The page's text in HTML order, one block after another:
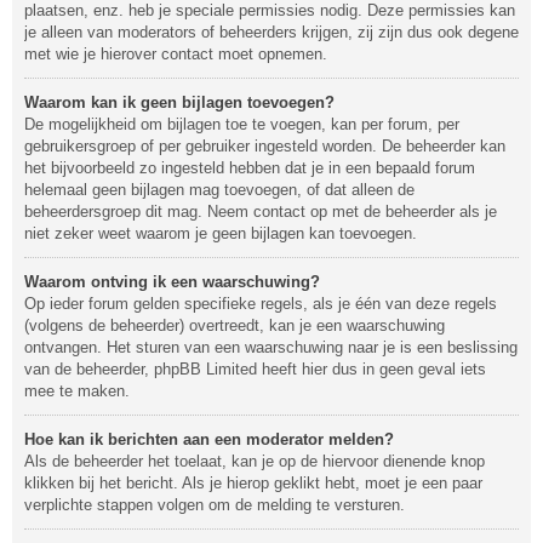
plaatsen, enz. heb je speciale permissies nodig. Deze permissies kan
je alleen van moderators of beheerders krijgen, zij zijn dus ook degene
met wie je hierover contact moet opnemen.
Waarom kan ik geen bijlagen toevoegen?
De mogelijkheid om bijlagen toe te voegen, kan per forum, per
gebruikersgroep of per gebruiker ingesteld worden. De beheerder kan
het bijvoorbeeld zo ingesteld hebben dat je in een bepaald forum
helemaal geen bijlagen mag toevoegen, of dat alleen de
beheerdersgroep dit mag. Neem contact op met de beheerder als je
niet zeker weet waarom je geen bijlagen kan toevoegen.
Waarom ontving ik een waarschuwing?
Op ieder forum gelden specifieke regels, als je één van deze regels
(volgens de beheerder) overtreedt, kan je een waarschuwing
ontvangen. Het sturen van een waarschuwing naar je is een beslissing
van de beheerder, phpBB Limited heeft hier dus in geen geval iets
mee te maken.
Hoe kan ik berichten aan een moderator melden?
Als de beheerder het toelaat, kan je op de hiervoor dienende knop
klikken bij het bericht. Als je hierop geklikt hebt, moet je een paar
verplichte stappen volgen om de melding te versturen.